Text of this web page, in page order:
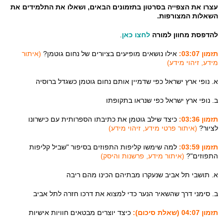
עצרו את הצפייה בסרטון בתזמונים הבאים, ושאלו את התלמידים את
השאלות המצורפות.
להדפסת מחוון למורה לחצו כאן
תזמון 03:07: אילו נושאים מופיעים בציורים של נחום גוטמן? (איתור
מידע, זיהוי מידע)
א. נופי ארץ ישראל כפי שדמיין אותם נחום גוטמן כשגדל ברוסיה
ב. נופי ארץ ישראל כפי שנראו בתקופתו
תזמון 03:36:
כיצד שילב גוטמן את כתיבתו הספרותית עם כישרונו
לציור? (איתור פרטי מידע, זיהוי מידע)
תזמון 03:59:
למה שימשו קליפות התפוזים בסיפור "שביל קליפות
התפוזים"? (איתור מידע, פרשנות והיסק)
א. תושבי תל אביב שנעקרו מבתיהם הכינו מהם ריבה
ב. סימני דרך שהשאיר הנער כדי למצוא את דרכו חזרה לתל אביב
תזמון 04:07 (שאלת סיכום):
כיצד יוצרים מבטאים חוויות אישיות